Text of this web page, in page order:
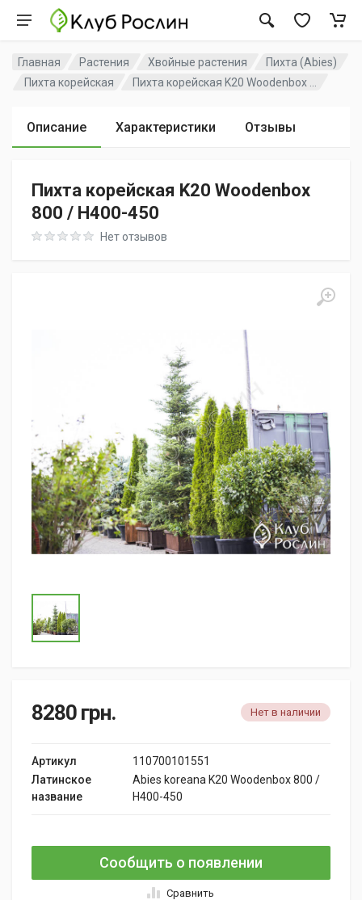
Главная Растения Хвойные растения
Пихта (Abies)
Пихта корейская
Пихта корейская K20 Woodenbox ...
Описание Характеристики Отзывы
Пихта корейская K20 Woodenbox
800 / H400-450
Rating: 0 out of 5Нет отзывов
8280 грн. Нет в наличии
Артикул
110700101551
Латинское
название
Abies koreana K20 Woodenbox 800 /
H400-450
Сообщить о появлении
Сравнить